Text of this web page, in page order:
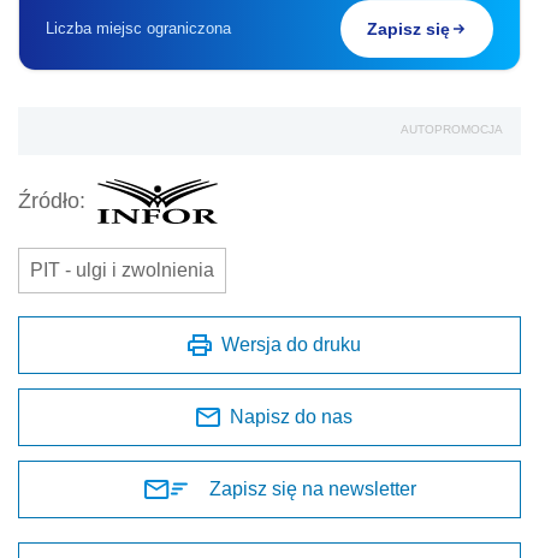
Liczba miejsc ograniczona Zapisz się
AUTOPROMOCJA
Źródło:
PIT - ulgi i zwolnienia
Wersja do druku
Napisz do nas
Zapisz się na newsletter